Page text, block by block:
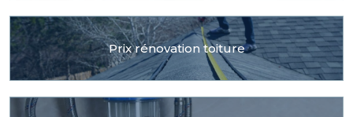
Prix rénovation toiture